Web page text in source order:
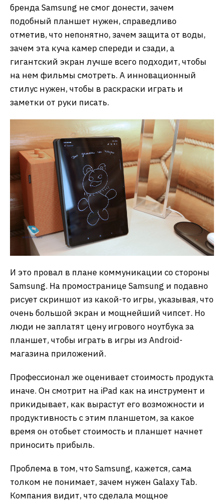
бренда Samsung не смог донести, зачем
подобный планшет нужен, справедливо
отметив, что непонятно, зачем защита от воды,
зачем эта куча камер спереди и сзади, а
гигантский экран лучше всего подходит, чтобы
на нем фильмы смотреть. А инновационный
стилус нужен, чтобы в раскраски играть и
заметки от руки писать.
И это провал в плане коммуникации со стороны
Samsung. На промостранице Samsung и подавно
рисует скриншот из какой-то игры, указывая, что
очень большой экран и мощнейший чипсет. Но
люди не заплатят цену игрового ноутбука за
планшет, чтобы играть в игры из Android-
магазина приложений.
Профессионал же оценивает стоимость продукта
иначе. Он смотрит на iPad как на инструмент и
прикидывает, как вырастут его возможности и
продуктивность с этим планшетом, за какое
время он отобьет стоимость и планшет начнет
приносить прибыль.
Проблема в том, что Samsung, кажется, сама
толком не понимает, зачем нужен Galaxy Tab.
Компания видит, что сделала мощное